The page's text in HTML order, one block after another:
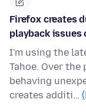
Firefox creates
playback issues
I'm using the
Tahoe. Over
behaving
creates additi…